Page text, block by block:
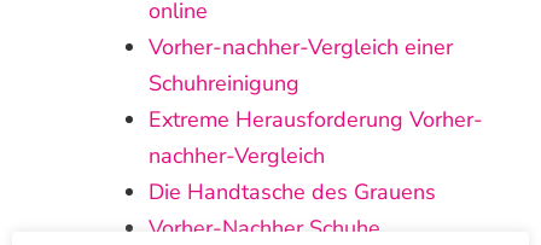
online
Vorher-nachher-Vergleich einer
Schuhreinigung
Extreme Herausforderung Vorher-
nachher-Vergleich
Die Handtasche des Grauens
Vorher-Nachher Schuhe